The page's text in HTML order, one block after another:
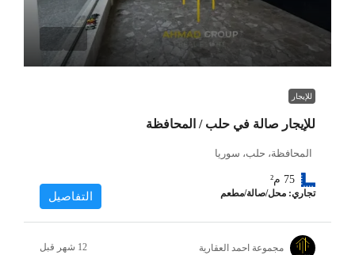
للإيجار
للإيجار صالة في حلب / المحافظة
المحافظة، حلب، سوريا
75 م²
تجاري: محل/صالة/مطعم التفاصيل
مجموعة احمد العقارية